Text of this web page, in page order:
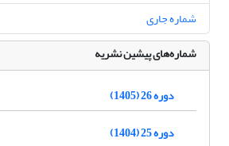
شماره جاری
شماره‌های پیشین نشریه
دوره 26 (1405)
دوره 25 (1404)